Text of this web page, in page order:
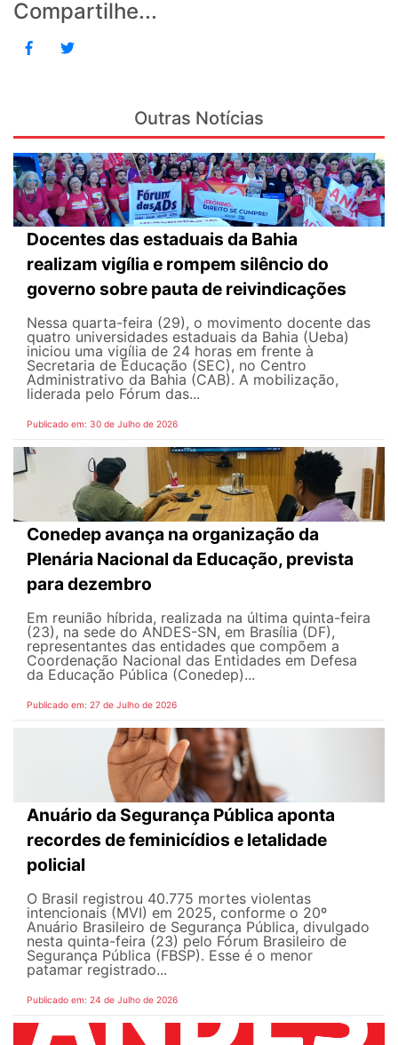
Compartilhe...
Outras Notícias
Docentes das estaduais da Bahia
realizam vigília e rompem silêncio do
governo sobre pauta de reivindicações
Nessa quarta-feira (29), o movimento docente das
quatro universidades estaduais da Bahia (Ueba)
iniciou uma vigília de 24 horas em frente à
Secretaria de Educação (SEC), no Centro
Administrativo da Bahia (CAB). A mobilização,
liderada pelo Fórum das...
Publicado em: 30 de Julho de 2026
Conedep avança na organização da
Plenária Nacional da Educação, prevista
para dezembro
Em reunião híbrida, realizada na última quinta-feira
(23), na sede do ANDES-SN, em Brasília (DF),
representantes das entidades que compõem a
Coordenação Nacional das Entidades em Defesa
da Educação Pública (Conedep)...
Publicado em: 27 de Julho de 2026
Anuário da Segurança Pública aponta
recordes de feminicídios e letalidade
policial
O Brasil registrou 40.775 mortes violentas
intencionais (MVI) em 2025, conforme o 20º
Anuário Brasileiro de Segurança Pública, divulgado
nesta quinta-feira (23) pelo Fórum Brasileiro de
Segurança Pública (FBSP). Esse é o menor
patamar registrado...
Publicado em: 24 de Julho de 2026